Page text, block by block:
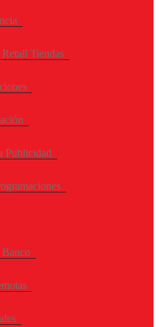
Tiendas
Publicidad
Banco